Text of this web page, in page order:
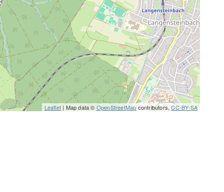
Leaflet| Map data ©OpenStreetMapcontributors,CC-BY-SA